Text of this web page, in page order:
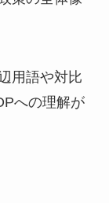
用語や対比
への理解が